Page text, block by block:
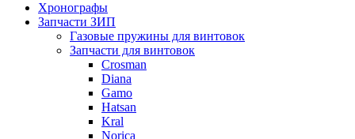
Хронографы
Запчасти ЗИП
Газовые пружины для винтовок
Запчасти для винтовок
Crosman
Diana
Gamo
Hatsan
Kral
Norica